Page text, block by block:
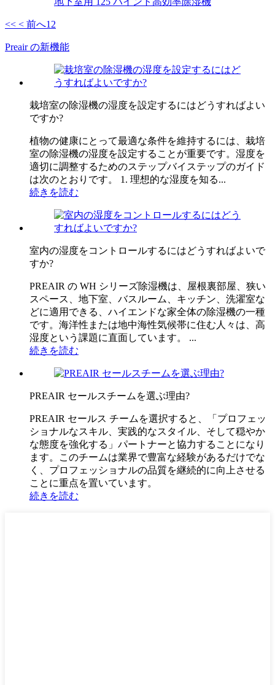
<< < 前へ1 2
Preair の新機能
栽培室の除湿機の湿度を設定するにはどうすればよい
ですか?
植物の健康にとって最適な条件を維持するには、栽培
室の除湿機の湿度を設定することが重要です。湿度を
適切に調整するためのステップバイステップのガイド
は次のとおりです。 1. 理想的な湿度を知る...
続きを読む
室内の湿度をコントロールするにはどうすればよいで
すか?
PREAIR の WH シリーズ除湿機は、屋根裏部屋、狭い
スペース、地下室、バスルーム、キッチン、洗濯室な
どに適用できる、ハイエンドな家全体の除湿機の一種
です。海洋性または地中海性気候帯に住む人々は、高
湿度という課題に直面しています。 ...
続きを読む
PREAIR セールスチームを選ぶ理由?
PREAIR セールス チームを選択すると、「プロフェッ
ショナルなスキル、実践的なスタイル、そして穏やか
な態度を強化する」パートナーと協力することになり
ます。このチームは業界で豊富な経験があるだけでな
く、プロフェッショナルの品質を継続的に向上させる
ことに重点を置いています。
続きを読む